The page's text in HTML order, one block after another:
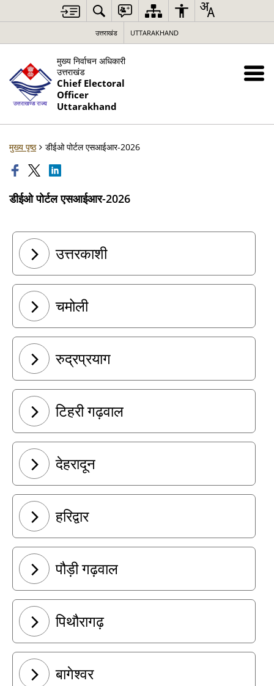
उत्तराखंड UTTARAKHAND
मुख्य निर्वाचन अधिकारी
उत्तराखंड
Chief Electoral
Officer
Uttarakhand
मुख्य पृष्ठ डीईओ पोर्टल एसआईआर-2026
डीईओ पोर्टल एसआईआर-2026
उत्तरकाशी
चमोली
रुद्रप्रयाग
टिहरी गढ़वाल
देहरादून
हरिद्वार
पौड़ी गढ़वाल
पिथौरागढ़
बागेश्वर